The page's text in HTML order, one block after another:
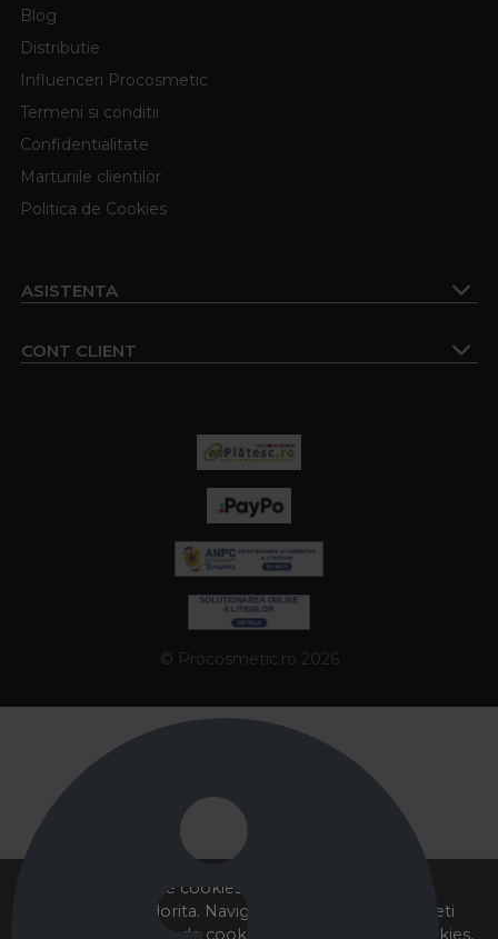
Acest site foloseste cookies pentru a va oferi
functionalitatea dorita. Navigand in continuare, sunteti
Politica de cookies si cu plasarea de cookies,
Blog
Distributie
Influenceri Procosmetic
Termeni si conditii
Confidentialitate
Marturiile clientilor
Politica de Cookies
ASISTENTA
CONT CLIENT
© Procosmetic.ro 2026